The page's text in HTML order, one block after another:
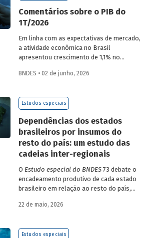
Comentários sobre o PIB do
1T/2026
Em linha com as expectativas de mercado,
a atividade econômica no Brasil
apresentou crescimento de 1,1% no
imediatamente anterior, na série ajustada
próximos meses no
BNDES • 02 de junho, 2026
Estudos especiais
Dependências dos estados
brasileiros por insumos do
resto do país: um estudo das
cadeias inter-regionais
O Estudo especial do BNDES73 debate o
encadeamento produtivo de cada estado
brasileiro em relação ao resto do país,
quanto o estímulo a um estado ou setor
metodologia de construção de matrizes
22 de maio, 2026
Estudos especiais